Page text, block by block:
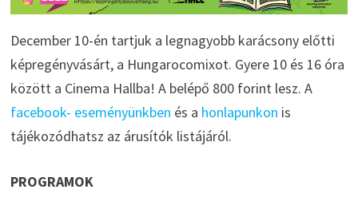
December 10-én tartjuk a legnagyobb karácsony előtti
képregényvásárt, a Hungarocomixot. Gyere 10 és 16 óra
között a Cinema Hallba! A belépő 800 forint lesz. A
facebook- eseményünkben és a honlapunkon is
tájékozódhatsz az árusítók listájáról.
PROGRAMOK